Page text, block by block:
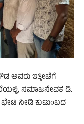
ಅವರು ಇತ್ತೀಚೆಗೆ
ಸಮಾಜಸೇವಕ ಡಿ.
ನೀಡಿ ಕುಟುಂಬದ